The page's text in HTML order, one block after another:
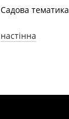
Садова тематика
настінна